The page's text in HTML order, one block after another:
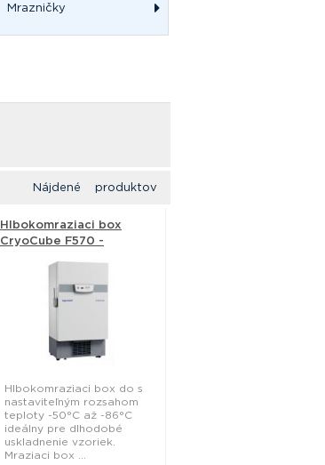
Mrazničky
Nájdené produktov
Hlbokomraziaci box
CryoCube F570 -
Hlbokomraziaci box do s
nastaviteľným rozsahom
teploty -50°C až -86°C
ideálny pre dlhodobé
uskladnenie vzoriek.
Mraziaci box ...